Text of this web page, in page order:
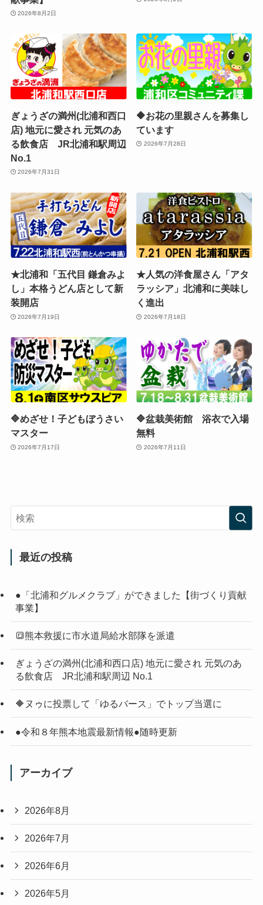
2026年8月2日
ぎょうざの満州(北浦和西口
店) 地元に愛され 元気のあ
る飲食店 JR北浦和駅周辺
No.1
2026年7月31日
🔶お花の里親さんを募集し
ています
2026年7月28日
★北浦和「五代目 鎌倉みよ
し」本格うどん店として新
装開店
2026年7月19日
★人気の洋食屋さん「アタ
ラッシア」北浦和に美味し
く進出
2026年7月18日
🔷めざせ！子どもぼうさい
マスター
2026年7月17日
🔷盆栽美術館 浴衣で入場
無料
2026年7月11日
最近の投稿
●「北浦和グルメクラブ」ができました【街づくり貢献
事業】
🔳熊本救援に市水道局給水部隊を派遣
ぎょうざの満州(北浦和西口店) 地元に愛され 元気のあ
る飲食店 JR北浦和駅周辺 No.1
🔶ヌゥに投票して「ゆるバース」でトップ当選に
●令和８年熊本地震最新情報●随時更新
アーカイブ
2026年8月
2026年7月
2026年6月
2026年5月